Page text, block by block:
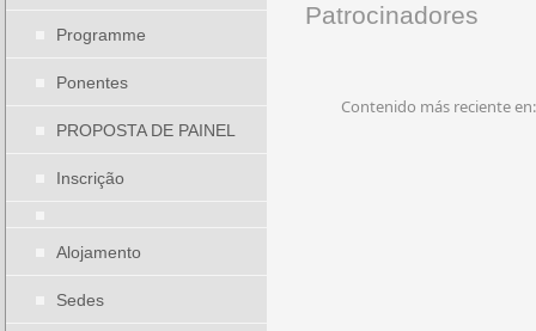
Programme
Ponentes
PROPOSTA DE PAINEL
Inscrição
Alojamento
Sedes
Patrocinadores
Contenido más reciente en: